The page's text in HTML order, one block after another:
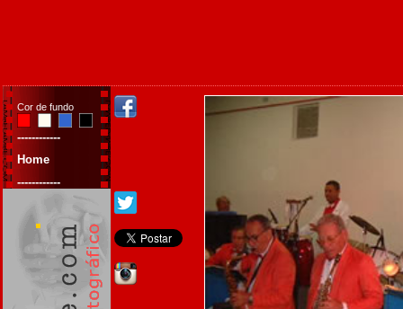
Cor de fundo
------------
Home
------------